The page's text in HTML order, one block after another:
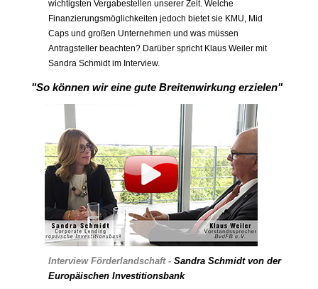
wichtigsten Vergabestellen unserer Zeit. Welche
Finanzierungsmöglichkeiten jedoch bietet sie KMU, Mid
Caps und großen Unternehmen und was müssen
Antragsteller beachten? Darüber spricht Klaus Weiler mit
Sandra Schmidt im Interview.
"So können wir eine gute Breitenwirkung erzielen"
Interview Förderlandschaft -Sandra Schmidtvon der
Europäischen Investitionsbank